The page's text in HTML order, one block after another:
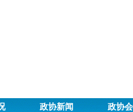
政协新闻
政协